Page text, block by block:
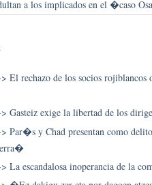
a los implicados en el �caso
El rechazo de los socios rojiblancos
Gasteiz exige la libertad de los
Par�s y Chad presentan como
La escandalosa inoperancia de la